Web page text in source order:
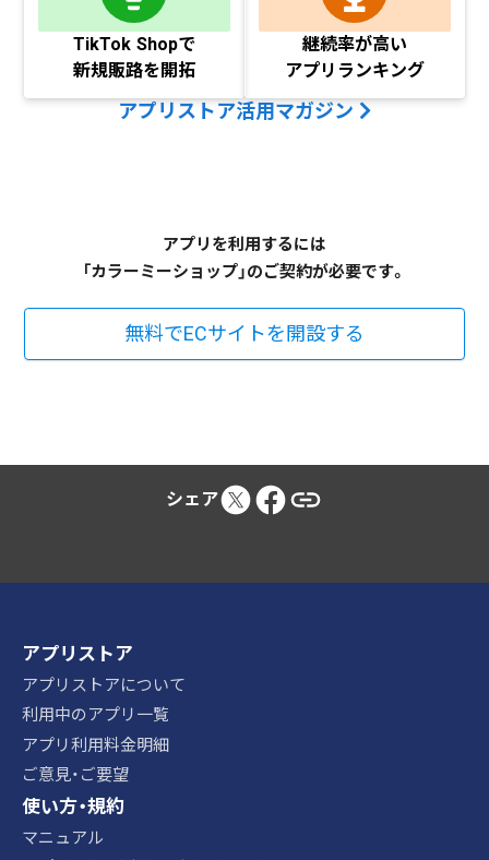
TikTok Shopで
新規販路を開拓
継続率が高い
アプリランキング
アプリストア活用マガジン
アプリを利用するには
「カラーミーショップ」のご契約が必要です。
無料でECサイトを開設する
シェア
アプリストア
アプリストアについて
利用中のアプリ一覧
アプリ利用料金明細
ご意見・ご要望
使い方・規約
マニュアル